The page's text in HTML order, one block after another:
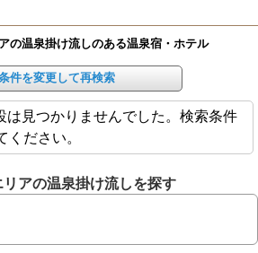
の温泉掛け流しのある温泉宿・ホテル
件を変更して再検索
は見つかりませんでした。検索条件
ください。
アの温泉掛け流しを探す